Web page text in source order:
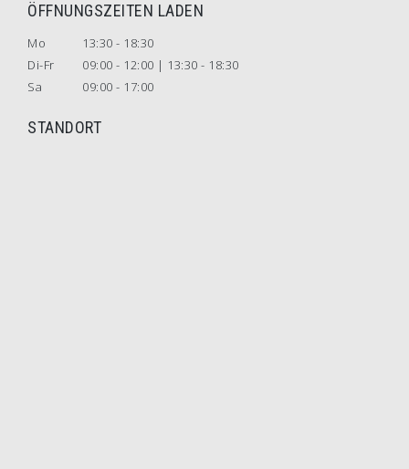
ÖFFNUNGSZEITEN LADEN
Mo
13:30 - 18:30
Di-Fr
09:00 - 12:00 | 13:30 - 18:30
Sa
09:00 - 17:00
STANDORT